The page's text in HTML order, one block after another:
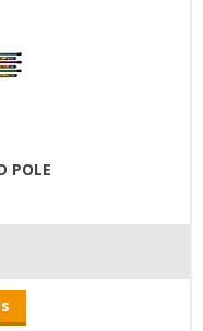
POLE